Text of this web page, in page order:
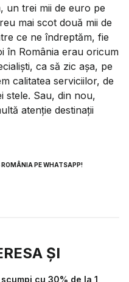
un trei mii de euro pe
mai scot două mii de
ce ne îndreptăm, fie
în România erau oricum
ca să zic așa, pe
calitatea serviciilor, de
stele. Sau, din nou,
atenție destinații
PE WHATSAPP!
ȘI
cu 30% de la 1